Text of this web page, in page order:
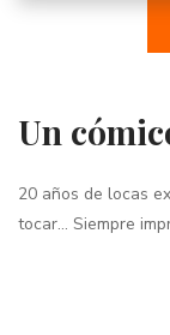
Un
20 años de locas
tocar… Siempre